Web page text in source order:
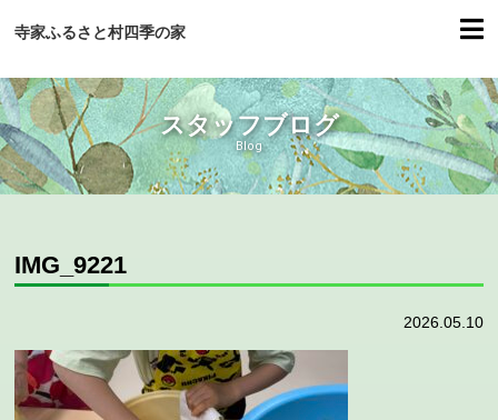
寺家ふるさと村四季の家
スタッフブログ
Blog
IMG_9221
2026.05.10